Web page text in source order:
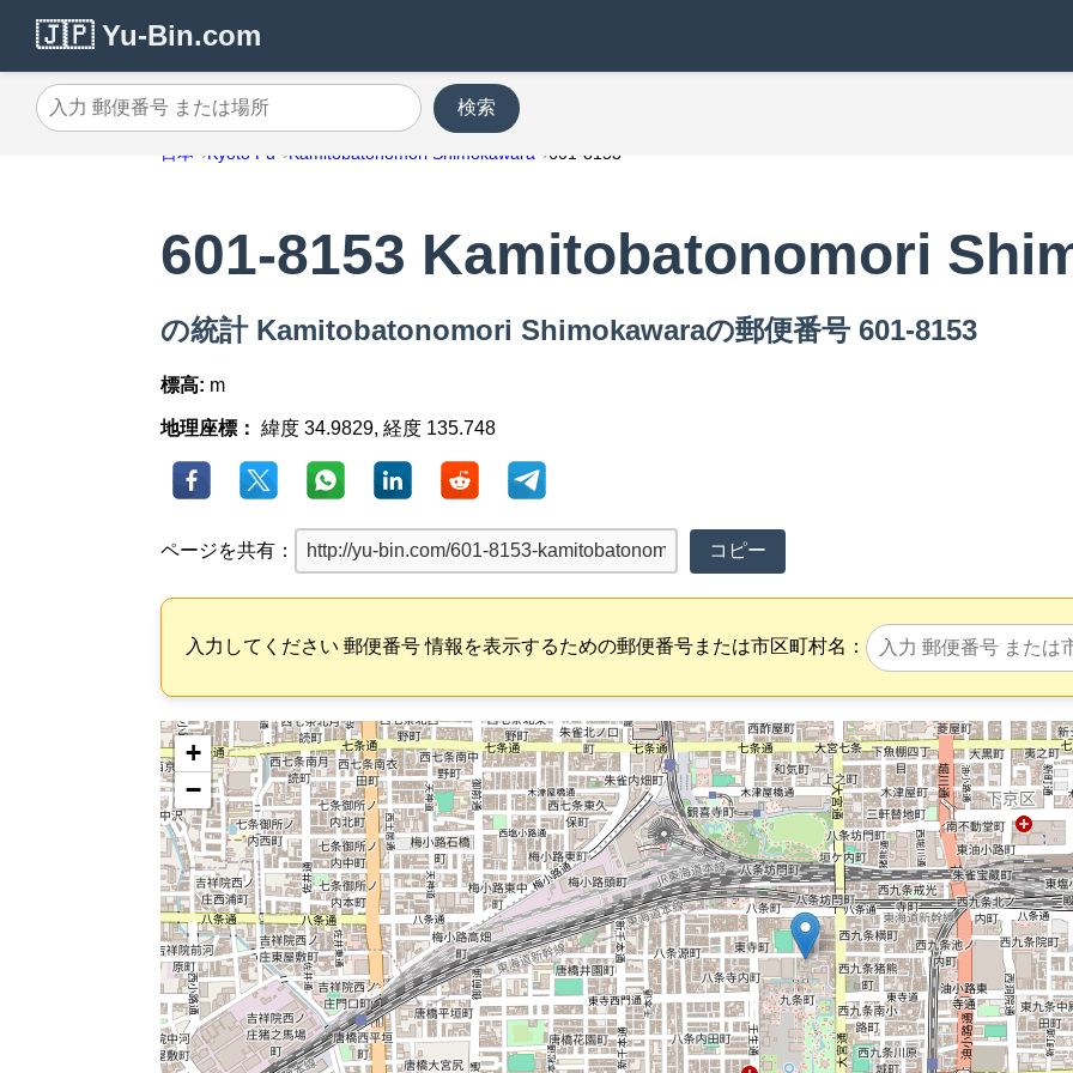
🇯🇵 Yu-Bin.com
入力 郵便番号 または場所
検索
日本 Kyoto Fu Kamitobatonomori Shimokawara 601-8153
601-8153 Kamitobatonomori
の統計 Kamitobatonomori Shimokawaraの郵便番号 601-8153
標高: m
地理座標： 緯度 34.9829, 経度 135.748
ページを共有： コピー
入力してください 郵便番号 情報を表示するための郵便番号または市区町村名：
+
−